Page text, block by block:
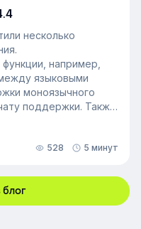
несколько
например,
языковыми
моноязычного
поддержки. Также
данных по точному
528 5 минут
блог